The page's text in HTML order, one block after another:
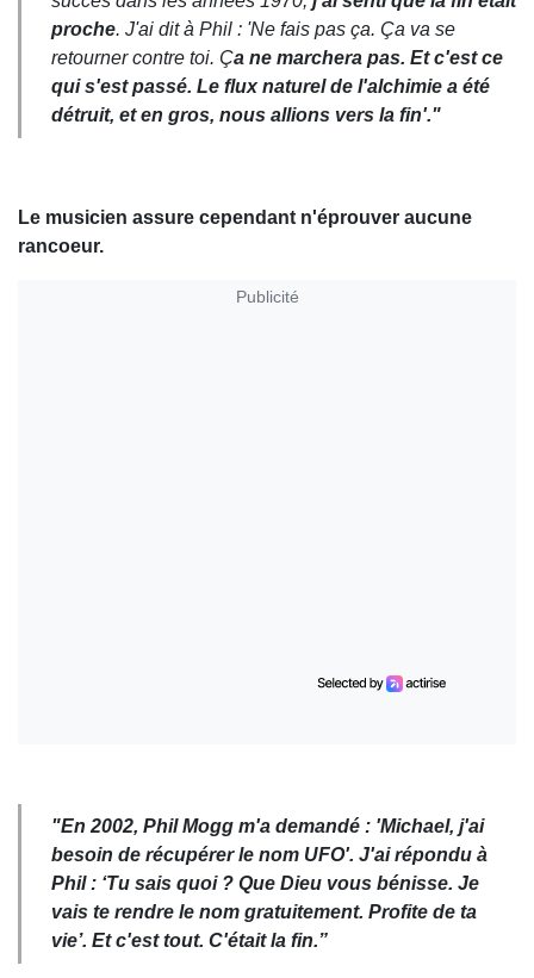
proche. J'ai dit à Phil : 'Ne fais pas ça. Ça va se
retourner contre toi. Ça ne marchera pas. Et c'est ce
qui s'est passé. Le flux naturel de l'alchimie a été
détruit, et en gros, nous allions vers la fin'."
Le musicien assure cependant n'éprouver aucune
rancoeur.
Publicité
"En 2002, Phil Mogg m'a demandé : 'Michael, j'ai
besoin de récupérer le nom UFO'. J'ai répondu à
Phil : ‘Tu sais quoi ? Que Dieu vous bénisse. Je
vais te rendre le nom gratuitement. Profite de ta
vie’. Et c'est tout. C'était la fin.”